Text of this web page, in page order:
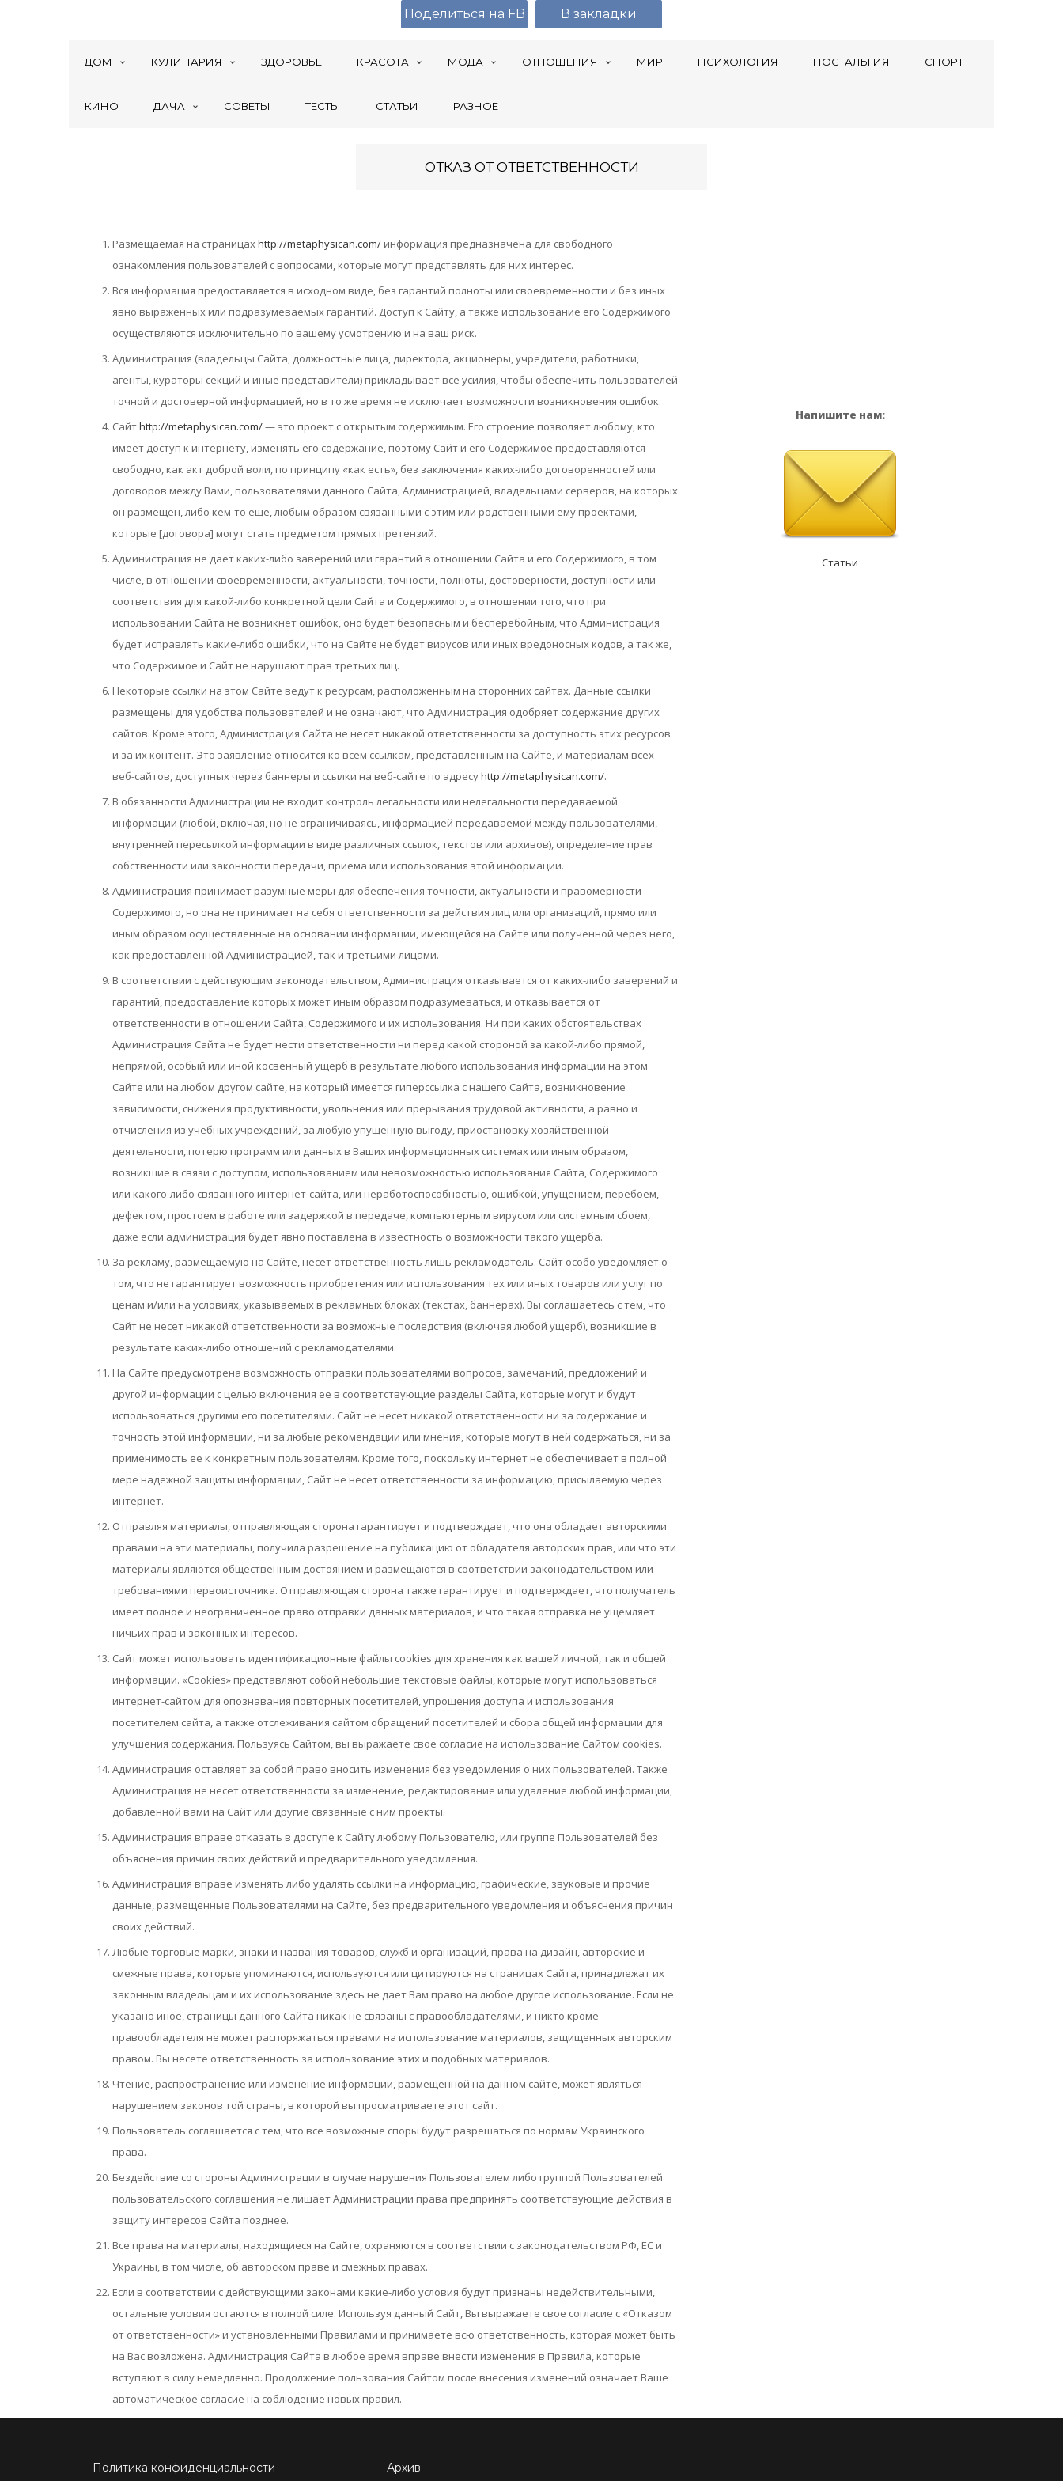
ДОМ КУЛИНАРИЯ ЗДОРОВЬЕ КРАСОТА МОДА ОТНОШЕНИЯ МИР ПСИХОЛОГИЯ НОСТАЛЬГИЯ СПОРТ
КИНО ДАЧА СОВЕТЫ ТЕСТЫ СТАТЬИ РАЗНОЕ
ОТКАЗ ОТ ОТВЕТСТВЕННОСТИ
Размещаемая на страницахhttp://metaphysican.com/ информация предназначена для свободного
ознакомления пользователей с вопросами, которые могут представлять для них интерес.
Вся информация предоставляется в исходном виде, без гарантий полноты или своевременности и без иных
явно выраженных или подразумеваемых гарантий. Доступ к Сайту, а также использование его Содержимого
осуществляются исключительно по вашему усмотрению и на ваш риск.
Администрация (владельцы Сайта, должностные лица, директора, акционеры, учредители, работники,
агенты, кураторы секций и иные представители) прикладывает все усилия, чтобы обеспечить пользователей
точной и достоверной информацией, но в то же время не исключает возможности возникновения ошибок.
Cайтhttp://metaphysican.com/— это проект с открытым содержимым. Его строение позволяет любому, кто
имеет доступ к интернету, изменять его содержание, поэтому Сайт и его Содержимое предоставляются
свободно, как акт доброй воли, по принципу «как есть», без заключения каких-либо договоренностей или
договоров между Вами, пользователями данного Сайта, Администрацией, владельцами серверов, на которых
он размещен, либо кем-то еще, любым образом связанными с этим или родственными ему проектами,
которые [договора] могут стать предметом прямых претензий.
Администрация не дает каких-либо заверений или гарантий в отношении Сайта и его Содержимого, в том
числе, в отношении своевременности, актуальности, точности, полноты, достоверности, доступности или
соответствия для какой-либо конкретной цели Сайта и Содержимого, в отношении того, что при
использовании Сайта не возникнет ошибок, оно будет безопасным и бесперебойным, что Администрация
будет исправлять какие-либо ошибки, что на Сайте не будет вирусов или иных вредоносных кодов, а так же,
что Содержимое и Сайт не нарушают прав третьих лиц.
Некоторые ссылки на этом Сайте ведут к ресурсам, расположенным на сторонних сайтах. Данные ссылки
размещены для удобства пользователей и не означают, что Администрация одобряет содержание других
сайтов. Кроме этого, Администрация Сайта не несет никакой ответственности за доступность этих ресурсов
и за их контент. Это заявление относится ко всем ссылкам, представленным на Сайте, и материалам всех
веб-сайтов, доступных через баннеры и ссылки на веб-сайте по адресуhttp://metaphysican.com/.
В обязанности Администрации не входит контроль легальности или нелегальности передаваемой
информации (любой, включая, но не ограничиваясь, информацией передаваемой между пользователями,
внутренней пересылкой информации в виде различных ссылок, текстов или архивов), определение прав
собственности или законности передачи, приема или использования этой информации.
Администрация принимает разумные меры для обеспечения точности, актуальности и правомерности
Содержимого, но она не принимает на себя ответственности за действия лиц или организаций, прямо или
иным образом осуществленные на основании информации, имеющейся на Сайте или полученной через него,
как предоставленной Администрацией, так и третьими лицами.
В соответствии с действующим законодательством, Администрация отказывается от каких-либо заверений и
гарантий, предоставление которых может иным образом подразумеваться, и отказывается от
ответственности в отношении Сайта, Содержимого и их использования. Ни при каких обстоятельствах
Администрация Сайта не будет нести ответственности ни перед какой стороной за какой-либо прямой,
непрямой, особый или иной косвенный ущерб в результате любого использования информации на этом
Сайте или на любом другом сайте, на который имеется гиперссылка с нашего Сайта, возникновение
зависимости, снижения продуктивности, увольнения или прерывания трудовой активности, а равно и
отчисления из учебных учреждений, за любую упущенную выгоду, приостановку хозяйственной
деятельности, потерю программ или данных в Ваших информационных системах или иным образом,
возникшие в связи с доступом, использованием или невозможностью использования Сайта, Содержимого
или какого-либо связанного интернет-сайта, или неработоспособностью, ошибкой, упущением, перебоем,
дефектом, простоем в работе или задержкой в передаче, компьютерным вирусом или системным сбоем,
даже если администрация будет явно поставлена в известность о возможности такого ущерба.
За рекламу, размещаемую на Сайте, несет ответственность лишь рекламодатель. Сайт особо уведомляет о
том, что не гарантирует возможность приобретения или использования тех или иных товаров или услуг по
ценам и/или на условиях, указываемых в рекламных блоках (текстах, баннерах). Вы соглашаетесь с тем, что
Сайт не несет никакой ответственности за возможные последствия (включая любой ущерб), возникшие в
результате каких-либо отношений с рекламодателями.
На Сайте предусмотрена возможность отправки пользователями вопросов, замечаний, предложений и
другой информации с целью включения ее в соответствующие разделы Сайта, которые могут и будут
использоваться другими его посетителями. Сайт не несет никакой ответственности ни за содержание и
точность этой информации, ни за любые рекомендации или мнения, которые могут в ней содержаться, ни за
применимость ее к конкретным пользователям. Кроме того, поскольку интернет не обеспечивает в полной
мере надежной защиты информации, Сайт не несет ответственности за информацию, присылаемую через
интернет.
Отправляя материалы, отправляющая сторона гарантирует и подтверждает, что она обладает авторскими
правами на эти материалы, получила разрешение на публикацию от обладателя авторских прав, или что эти
материалы являются общественным достоянием и размещаются в соответствии законодательством или
требованиями первоисточника. Отправляющая сторона также гарантирует и подтверждает, что получатель
имеет полное и неограниченное право отправки данных материалов, и что такая отправка не ущемляет
ничьих прав и законных интересов.
Сайт может использовать идентификационные файлы cookies для хранения как вашей личной, так и общей
информации. «Cookies» представляют собой небольшие текстовые файлы, которые могут использоваться
интернет-сайтом для опознавания повторных посетителей, упрощения доступа и использования
посетителем сайта, а также отслеживания сайтом обращений посетителей и сбора общей информации для
улучшения содержания. Пользуясь Сайтом, вы выражаете свое согласие на использование Сайтом cookies.
Администрация оставляет за собой право вносить изменения без уведомления о них пользователей. Также
Администрация не несет ответственности за изменение, редактирование или удаление любой информации,
добавленной вами на Сайт или другие связанные с ним проекты.
Администрация вправе отказать в доступе к Сайту любому Пользователю, или группе Пользователей без
объяснения причин своих действий и предварительного уведомления.
Администрация вправе изменять либо удалять ссылки на информацию, графические, звуковые и прочие
данные, размещенные Пользователями на Сайте, без предварительного уведомления и объяснения причин
своих действий.
Любые торговые марки, знаки и названия товаров, служб и организаций, права на дизайн, авторские и
смежные права, которые упоминаются, используются или цитируются на страницах Сайта, принадлежат их
законным владельцам и их использование здесь не дает Вам право на любое другое использование. Если не
указано иное, страницы данного Сайта никак не связаны с правообладателями, и никто кроме
правообладателя не может распоряжаться правами на использование материалов, защищенных авторским
правом. Вы несете ответственность за использование этих и подобных материалов.
Чтение, распространение или изменение информации, размещенной на данном сайте, может являться
нарушением законов той страны, в которой вы просматриваете этот сайт.
Пользователь соглашается с тем, что все возможные споры будут разрешаться по нормам Украинского
права.
Бездействие со стороны Администрации в случае нарушения Пользователем либо группой Пользователей
пользовательского соглашения не лишает Администрации права предпринять соответствующие действия в
защиту интересов Сайта позднее.
Все права на материалы, находящиеся на Сайте, охраняются в соответствии с законодательством РФ, ЕС и
Украины, в том числе, об авторском праве и смежных правах.
Если в соответствии с действующими законами какие-либо условия будут признаны недействительными,
остальные условия остаются в полной силе. Используя данный Сайт, Вы выражаете свое согласие с «Отказом
от ответственности» и установленными Правилами и принимаете всю ответственность, которая может быть
на Вас возложена. Администрация Сайта в любое время вправе внести изменения в Правила, которые
вступают в силу немедленно. Продолжение пользования Сайтом после внесения изменений означает Ваше
автоматическое согласие на соблюдение новых правил.
Напишите нам:
Статьи
Политика конфиденциальности Архив
Поделиться на FB В закладки